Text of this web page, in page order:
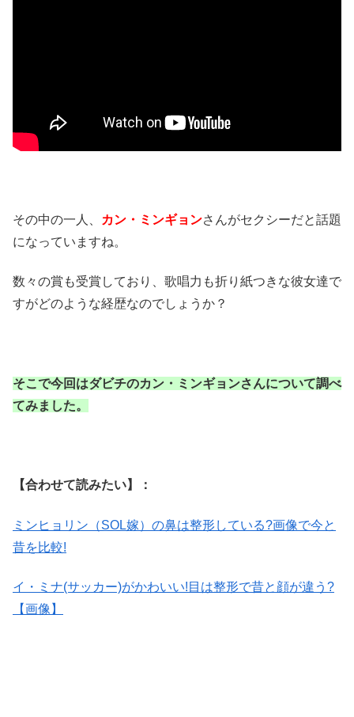
その中の一人、 カン・ミンギョンさんがセクシーだと話題
になっていますね。
数々の賞も受賞しており、歌唱力も折り紙つきな彼女達で
すがどのような経歴なのでしょうか？
そこで今回はダビチのカン・ミンギョンさんについて調べ
てみました。
【合わせて読みたい】：
ミンヒョリン（SOL嫁）の鼻は整形している?画像で今と
昔を比較!
イ・ミナ(サッカー)がかわいい!目は整形で昔と顔が違う?
【画像】